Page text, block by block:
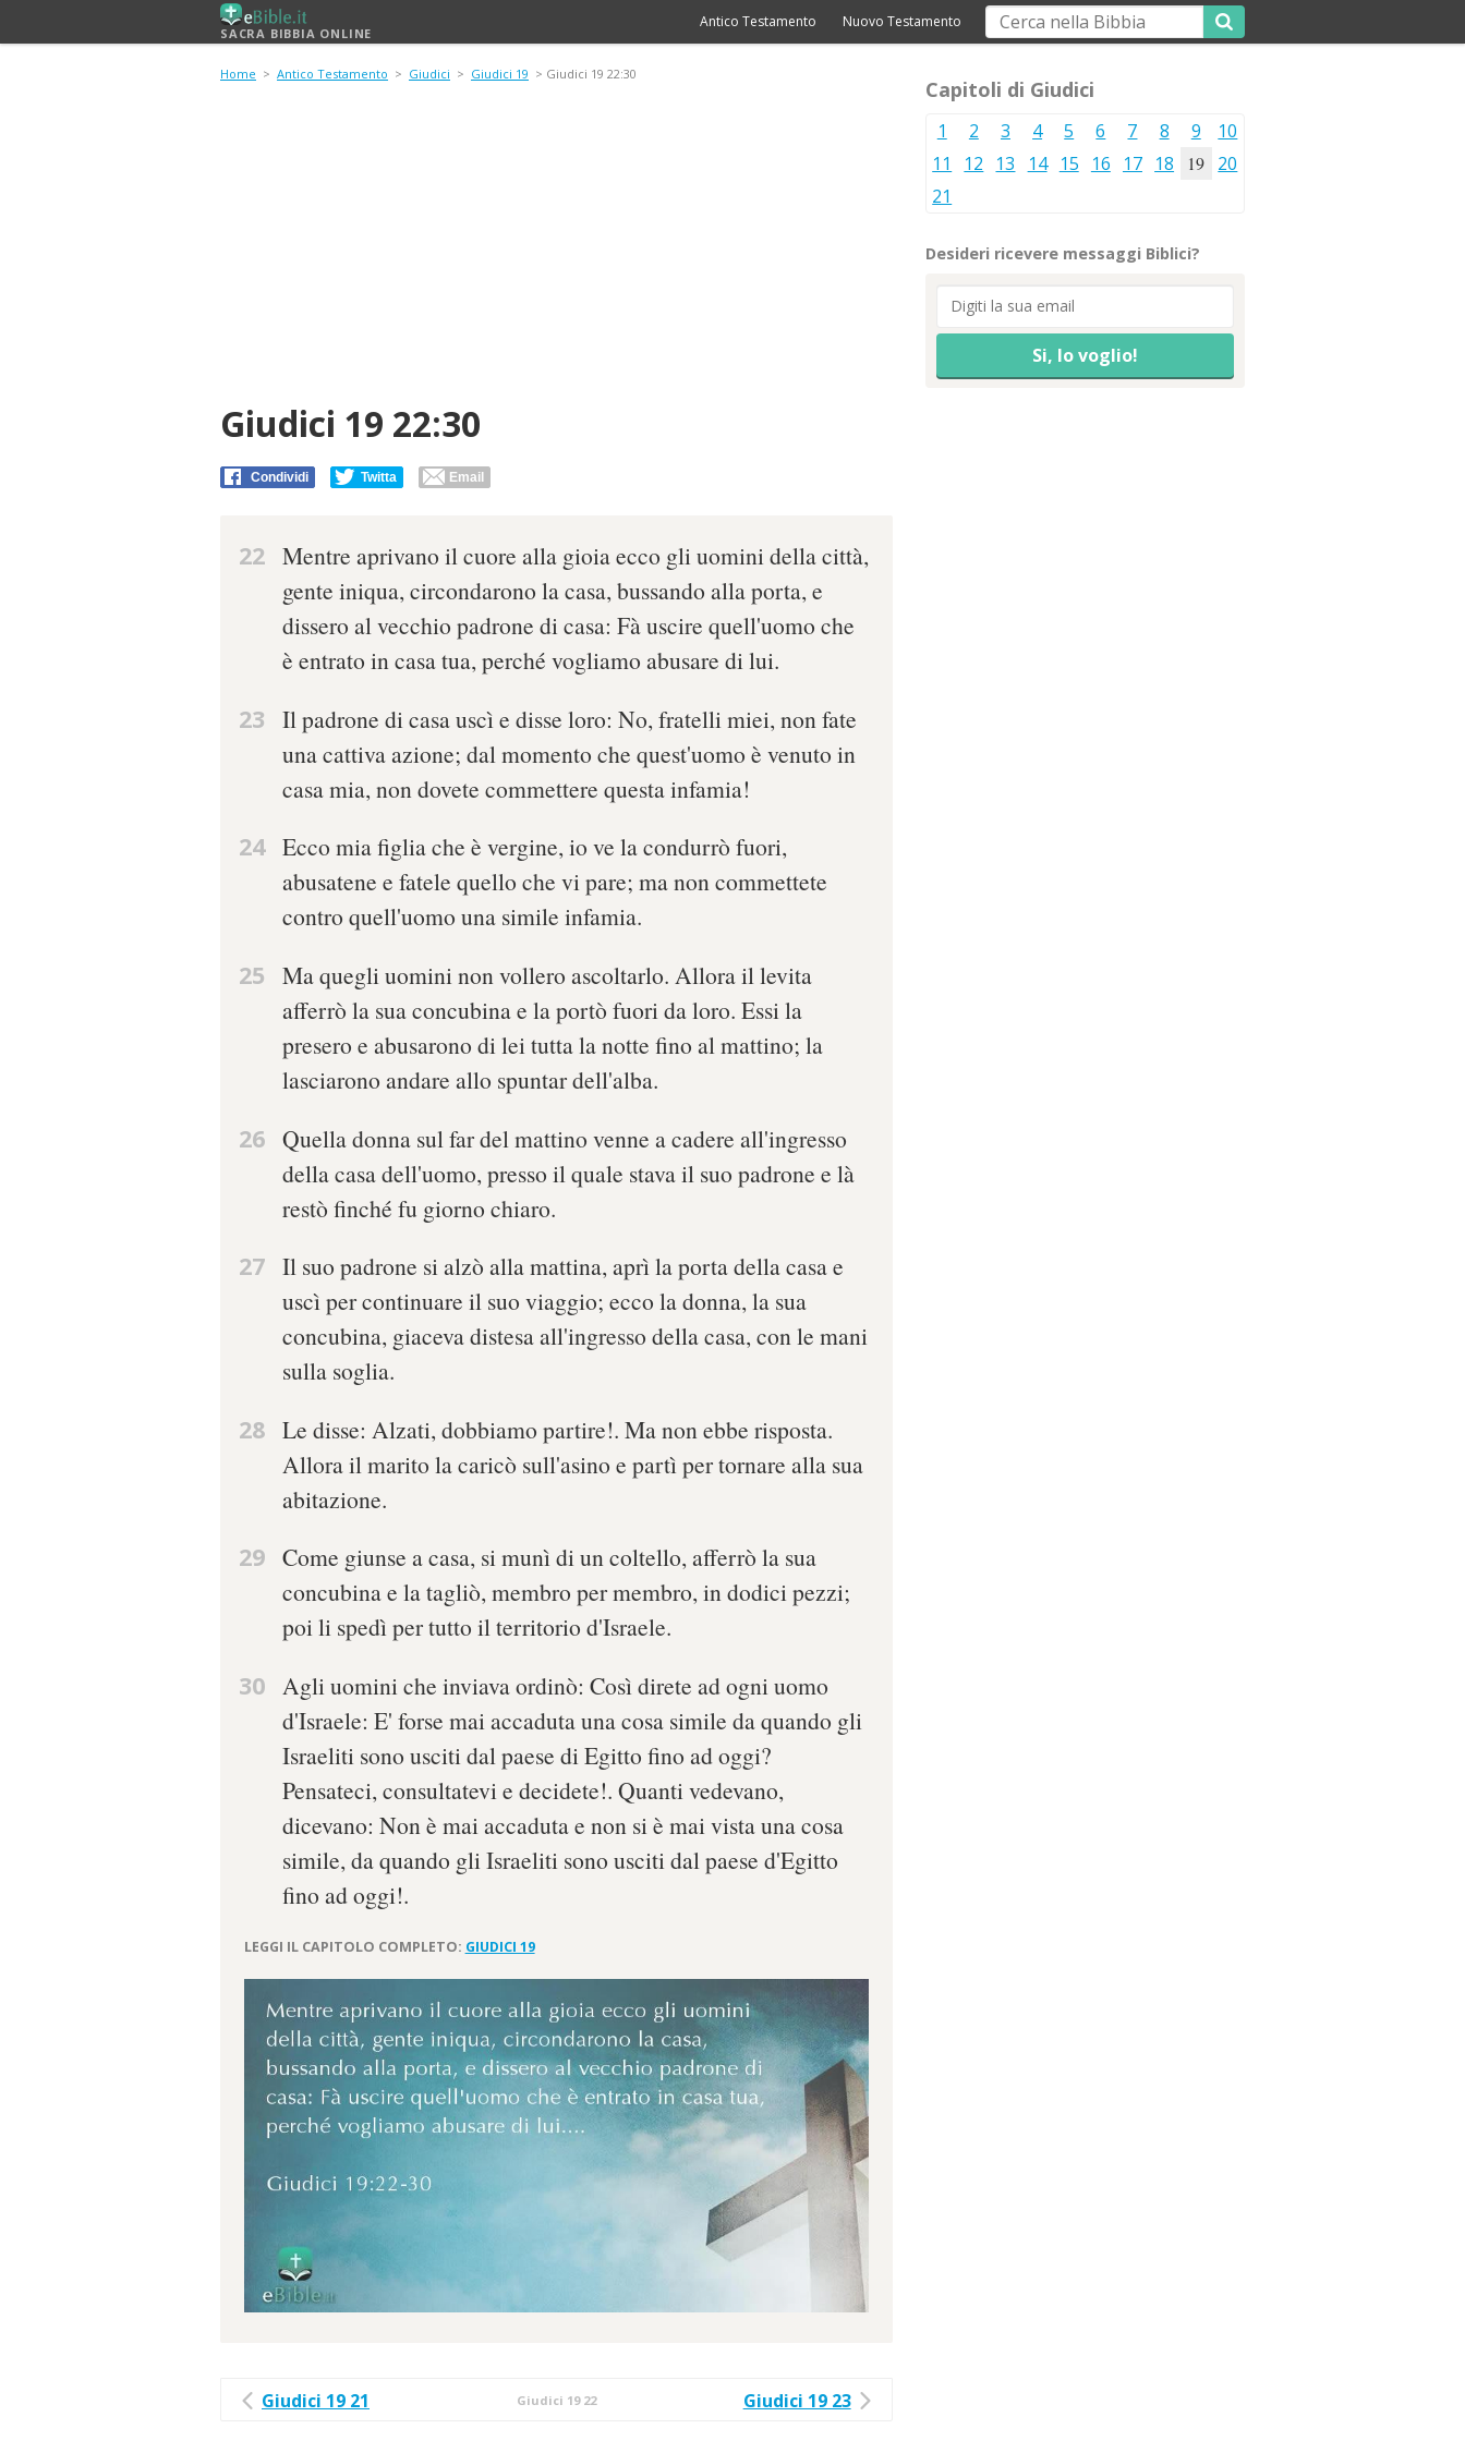
SACRA BIBBIA ONLINE
Antico Testamento Nuovo Testamento
Home > Antico Testamento > Giudici > Giudici 19 > Giudici 19 22:30
Giudici 19 22:30
Condividi Twitta Email
22 Mentre aprivano il cuore alla gioia ecco gli uomini della città,
gente iniqua, circondarono la casa, bussando alla porta, e
dissero al vecchio padrone di casa: Fà uscire quell'uomo che
è entrato in casa tua, perché vogliamo abusare di lui.
23 Il padrone di casa uscì e disse loro: No, fratelli miei, non fate
una cattiva azione; dal momento che quest'uomo è venuto in
casa mia, non dovete commettere questa infamia!
24 Ecco mia figlia che è vergine, io ve la condurrò fuori,
abusatene e fatele quello che vi pare; ma non commettete
contro quell'uomo una simile infamia.
25 Ma quegli uomini non vollero ascoltarlo. Allora il levita
afferrò la sua concubina e la portò fuori da loro. Essi la
presero e abusarono di lei tutta la notte fino al mattino; la
lasciarono andare allo spuntar dell'alba.
26 Quella donna sul far del mattino venne a cadere all'ingresso
della casa dell'uomo, presso il quale stava il suo padrone e là
restò finché fu giorno chiaro.
27 Il suo padrone si alzò alla mattina, aprì la porta della casa e
uscì per continuare il suo viaggio; ecco la donna, la sua
concubina, giaceva distesa all'ingresso della casa, con le mani
sulla soglia.
28 Le disse: Alzati, dobbiamo partire!. Ma non ebbe risposta.
Allora il marito la caricò sull'asino e partì per tornare alla sua
abitazione.
29 Come giunse a casa, si munì di un coltello, afferrò la sua
concubina e la tagliò, membro per membro, in dodici pezzi;
poi li spedì per tutto il territorio d'Israele.
30 Agli uomini che inviava ordinò: Così direte ad ogni uomo
d'Israele: E' forse mai accaduta una cosa simile da quando gli
Israeliti sono usciti dal paese di Egitto fino ad oggi?
Pensateci, consultatevi e decidete!. Quanti vedevano,
dicevano: Non è mai accaduta e non si è mai vista una cosa
simile, da quando gli Israeliti sono usciti dal paese d'Egitto
fino ad oggi!.
LEGGI IL CAPITOLO COMPLETO: GIUDICI 19
Giudici 19 21 Giudici 19 22 Giudici 19 23
Capitoli di Giudici
1 2 3 4 5 6 7 8 9
10
11
12 13 14 15 16 17 18 19
20
21
Desideri ricevere messaggi Biblici?